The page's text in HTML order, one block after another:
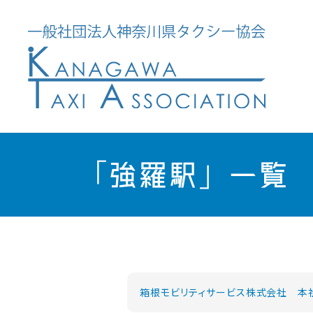
「強羅駅」一覧
箱根モビリティサービス株式会社 本